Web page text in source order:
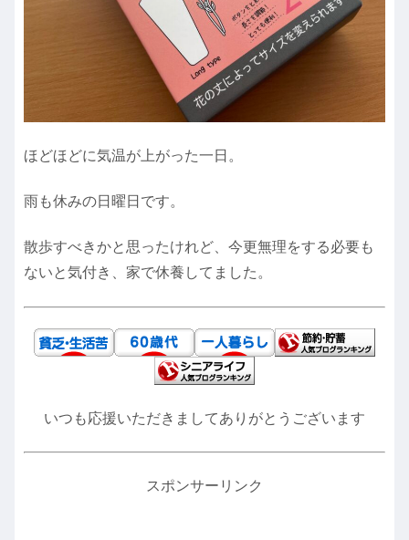
ほどほどに気温が上がった一日。
雨も休みの日曜日です。
散歩すべきかと思ったけれど、今更無理をする必要も
ないと気付き、家で休養してました。
いつも応援いただきましてありがとうございます
スポンサーリンク